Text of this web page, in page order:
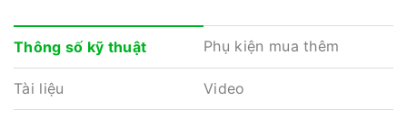
Thông số kỹ thuật Phụ kiện mua thêm
Tài liệu Video